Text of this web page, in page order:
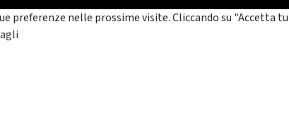
nelle prossime visite. Cliccando su "Accetta